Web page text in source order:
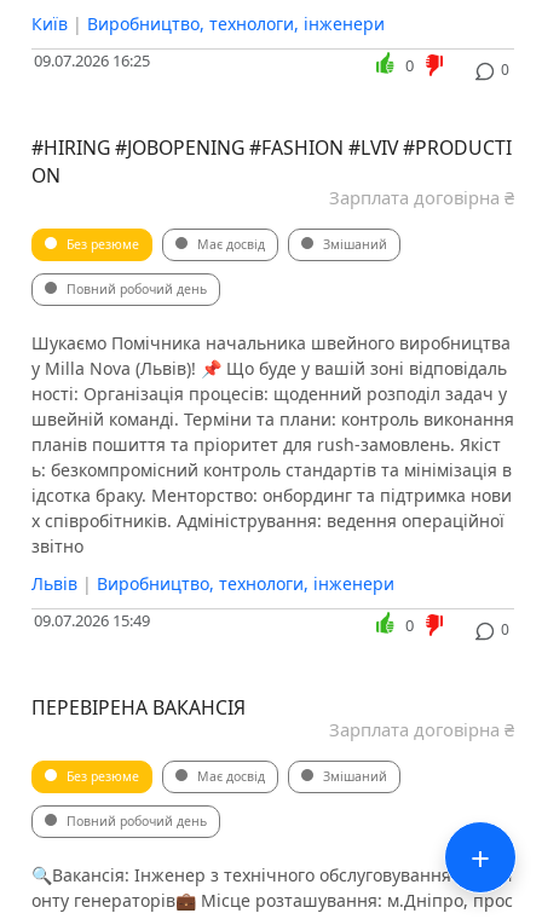
Київ | Виробництво, технологи, інженери
09.07.2026 16:25 0
0
#HIRING #JOBOPENING #FASHION #LVIV #PRODUCTI
ON
Зарплата договірна ₴
Без резюме Має досвід Змішаний
Повний робочий день
Шукаємо Помічника начальника швейного виробництва
у Milla Nova (Львів)! 📌 Що буде у вашій зоні відповідаль
ності: Організація процесів: щоденний розподіл задач у
швейній команді. Терміни та плани: контроль виконання
планів пошиття та пріоритет для rush-замовлень. Якіст
ь: безкомпромісний контроль стандартів та мінімізація в
ідсотка браку. Менторство: онбординг та підтримка нови
х співробітників. Адміністрування: ведення операційної
звітно
Львів | Виробництво, технологи, інженери
09.07.2026 15:49 0
0
ПЕРЕВІРЕНА ВАКАНСІЯ
Зарплата договірна ₴
Без резюме Має досвід Змішаний
Повний робочий день
🔍Вакансія: Інженер з технічного обслуговування та рем
онту генераторів💼 Місце розташування: м.Дніпро, прос
+